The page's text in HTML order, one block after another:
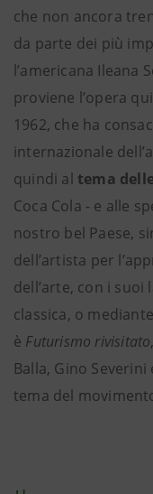
che non ancora
da parte dei più
l’americana Ileana
proviene l’opera
1962, che ha
internazionale
quindi al tema
Coca Cola - e alle
nostro bel Paese,
dell’artista per
dell’arte, con i
classica, o
è Futurismo rivisitato
Balla, Gino
tema del